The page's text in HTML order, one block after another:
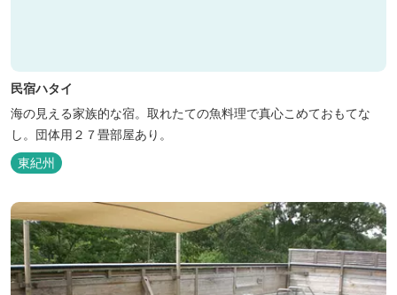
民宿ハタイ
海の見える家族的な宿。取れたての魚料理で真心こめておもてな
し。団体用２７畳部屋あり。
東紀州